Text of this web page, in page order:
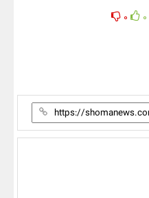
0
0